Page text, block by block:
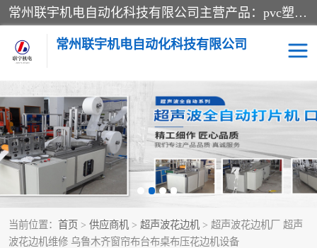
常州联宇机电自动化科技有限公司主营产品：pvc塑料焊机、高频热合机、软膜天花压边机、服装布料凹凸压花机、布料3d压印设备、服装植胶设备、超声波布料花边机、无纺布热合机、全自动压花机。
常州联宇机电自动化科技有限公司
当前位置： 首页 > 供应商机 > 超声波花边机 > 超声波花边机厂 超声
波花边机维修 乌鲁木齐窗帘布台布桌布压花边机设备
压花定型机以及压花模具 超声波热合机
高频热合机 超声波花边机
超声波复合压花机 凹凸压花机压标机
3040凹凸压花机 双头服装凹凸压花机